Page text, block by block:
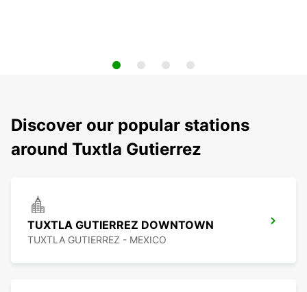
Discover our popular stations
around Tuxtla Gutierrez
TUXTLA GUTIERREZ DOWNTOWN
TUXTLA GUTIERREZ - MEXICO